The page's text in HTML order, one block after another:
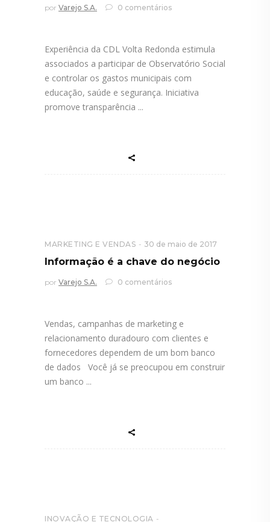
por Varejo S.A. 0 comentários
Experiência da CDL Volta Redonda estimula
associados a participar de Observatório Social
e controlar os gastos municipais com
educação, saúde e segurança. Iniciativa
promove transparência
MARKETING E VENDAS 30 de maio de 2017
Informação é a chave do negócio
por Varejo S.A. 0 comentários
Vendas, campanhas de marketing e
relacionamento duradouro com clientes e
fornecedores dependem de um bom banco
de dados Você já se preocupou em construir
um banco
INOVAÇÃO E TECNOLOGIA